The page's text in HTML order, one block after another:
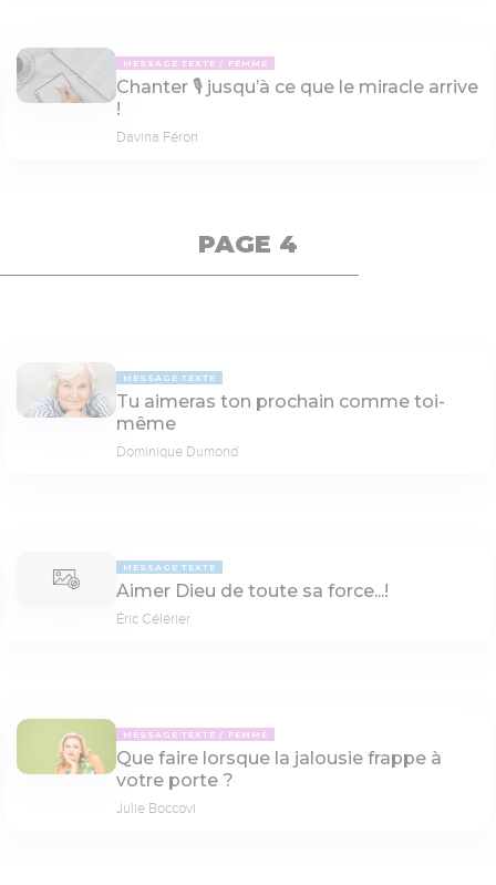
MESSAGE TEXTE FEMME
Chanter 🎙 jusqu’à ce que le miracle arrive
!
Davina Féron
PAGE 4
MESSAGE TEXTE
Tu aimeras ton prochain comme toi-
même
Dominique Dumond
MESSAGE TEXTE
Aimer Dieu de toute sa force...!
Éric Célérier
MESSAGE TEXTE FEMME
Que faire lorsque la jalousie frappe à
votre porte ?
Julie Boccovi